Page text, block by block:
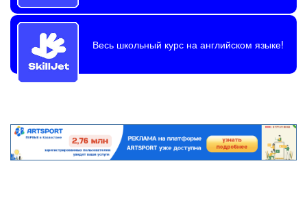
Весь школьный курс на английском языке!